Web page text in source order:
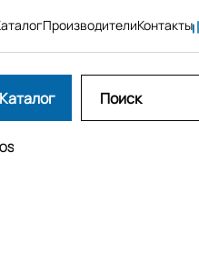
ПроизводителиКонтакты
Каталог